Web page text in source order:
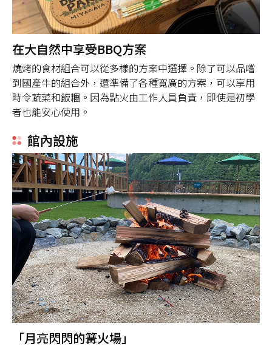
在大自然中享受BBQ方案
燒烤的食材組合可以從多樣的方案中選擇。除了可以品嚐
到國產牛的組合外，還準備了各種寬廣的方案，可以享用
時令蔬菜和飯糰。因為點火由工作人員負責，即使是初學
者也能安心使用。
館內設施
「月亮閃閃的篝火場」